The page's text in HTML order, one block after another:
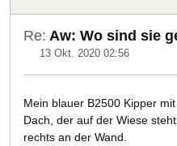
Re: Aw: Wo sind sie
13 Okt. 2020 02:56
Mein blauer B2500 Kipper
Dach, der auf der Wiese
rechts an der Wand.